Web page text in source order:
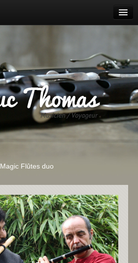
Magic Flûtes duo